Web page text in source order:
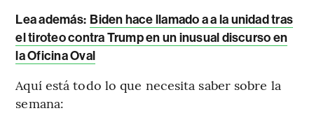
Lea además: Biden hace llamado a a la unidad tras
el tiroteo contra Trump en un inusual discurso en
la Oficina Oval
Aquí está todo lo que necesita saber sobre la
semana: